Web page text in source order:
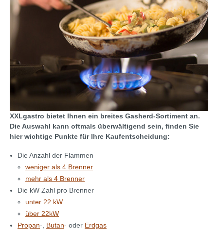
XXLgastro bietet Ihnen ein breites Gasherd-Sortiment an.
Die Auswahl kann oftmals überwältigend sein, finden Sie
hier wichtige Punkte für Ihre Kaufentscheidung:
Die Anzahl der Flammen
weniger als 4 Brenner
mehr als 4 Brenner
Die kW Zahl pro Brenner
unter 22 kW
über 22kW
Propan-, Butan- oder Erdgas